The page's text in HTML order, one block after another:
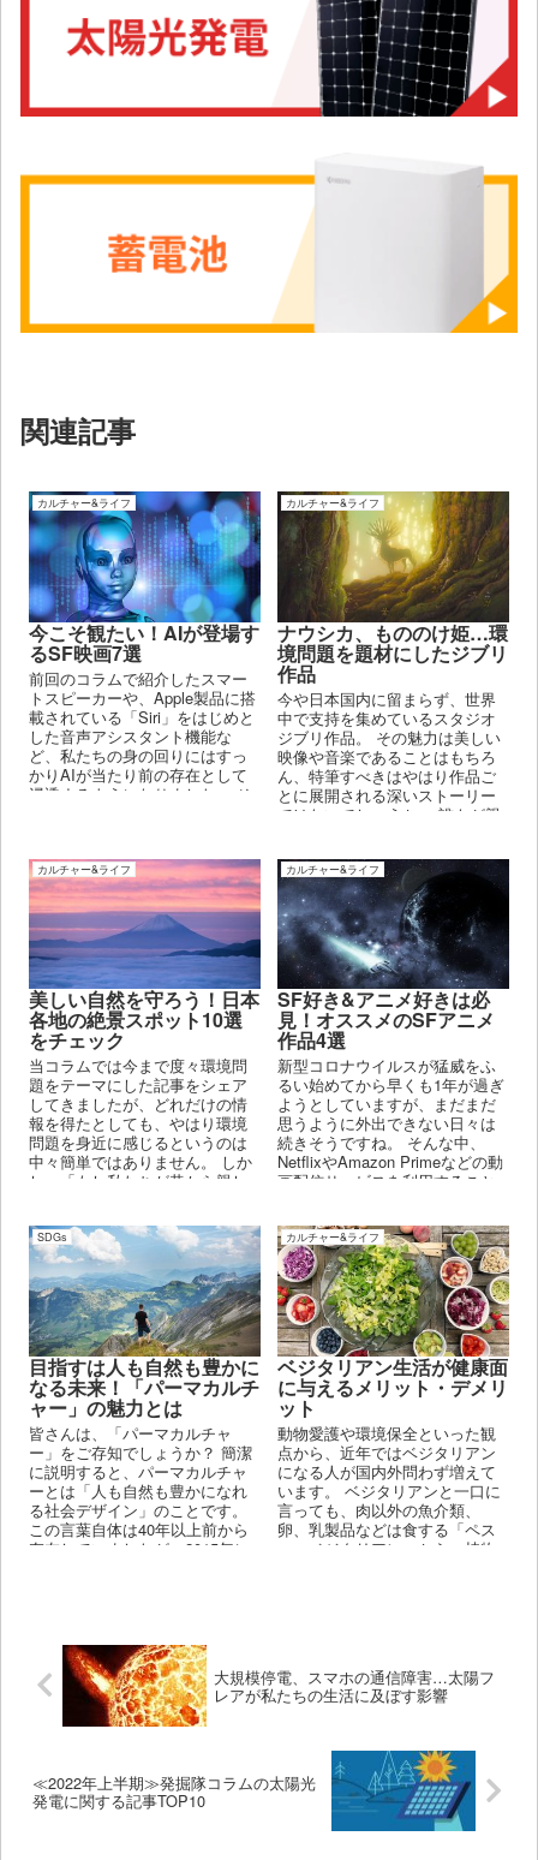
関連記事
カルチャー&ライフ
今こそ観たい！AIが登場す
るSF映画7選
前回のコラムで紹介したスマー
トスピーカーや、Apple製品に搭
載されている「Siri」をはじめと
した音声アシスタント機能な
ど、私たちの身の回りにはすっ
かりAIが当たり前の存在として
浸透するようになりました。 そ
ュラリティ」という現象が起こ
るとも予想されています。
カルチャー&ライフ
ナウシカ、もののけ姫…環
境問題を題材にしたジブリ
作品
今や日本国内に留まらず、世界
中で支持を集めているスタジオ
ジブリ作品。 その魅力は美しい
映像や音楽であることはもちろ
ん、特筆すべきはやはり作品ご
とに展開される深いストーリー
ではないでしょうか。 誰もが親
遍的な業や課題を提示している
ストーリーは、 世代や国境を越
えて長年多くの人々に感銘を与
えています。
カルチャー&ライフ
美しい自然を守ろう！日本
各地の絶景スポット10選
をチェック
当コラムでは今まで度々環境問
題をテーマにした記事をシェア
してきましたが、どれだけの情
報を得たとしても、やはり環境
問題を身近に感じるというのは
中々簡単ではありません。 しか
し、「もし私たちが昔から親し
りもう少し具体的に地球環境に
ついて考えることが出来るので
はないでしょうか。
カルチャー&ライフ
SF好き&アニメ好きは必
見！オススメのSFアニメ
作品4選
新型コロナウイルスが猛威をふ
るい始めてから早くも1年が過ぎ
ようとしていますが、まだまだ
思うように外出できない日々は
続きそうですね。 そんな中、
NetflixやAmazon Primeなどの動
画配信サービスを利用すること
ではないでしょうか。
SDGs
目指すは人も自然も豊かに
なる未来！「パーマカルチ
ャー」の魅力とは
皆さんは、「パーマカルチャ
ー」をご存知でしょうか？ 簡潔
に説明すると、パーマカルチャ
ーとは「人も自然も豊かになれ
る社会デザイン」のことです。
この言葉自体は40年以上前から
存在していましたが、2015年に
カルチャー&ライフ
ベジタリアン生活が健康面
に与えるメリット・デメリ
ット
動物愛護や環境保全といった観
点から、近年ではベジタリアン
になる人が国内外問わず増えて
います。 ベジタリアンと一口に
言っても、肉以外の魚介類、
卵、乳製品などは食する「ペス
コ・ベジタリアン」から、植物
大規模停電、スマホの通信障害…太陽フ
レアが私たちの生活に及ぼす影響
≪2022年上半期≫発掘隊コラムの太陽光
発電に関する記事TOP10